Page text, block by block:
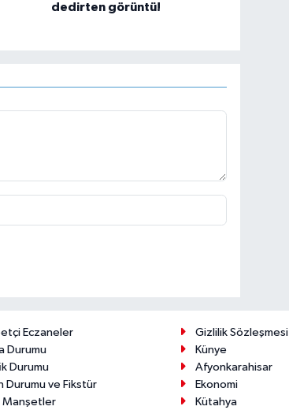
dedirten görüntü!
Eczaneler
Durumu
Durumu
Durumu ve Fikstür
Manşetler
Gizlilik Sözleşmesi
Künye
Afyonkarahisar
Ekonomi
Kütahya